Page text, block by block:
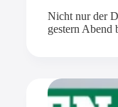
Nicht nur der
gestern